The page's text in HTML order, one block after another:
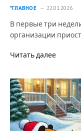
*ГЛАВНОЕ 22.01.2026
В первые три
организации
Читать далее